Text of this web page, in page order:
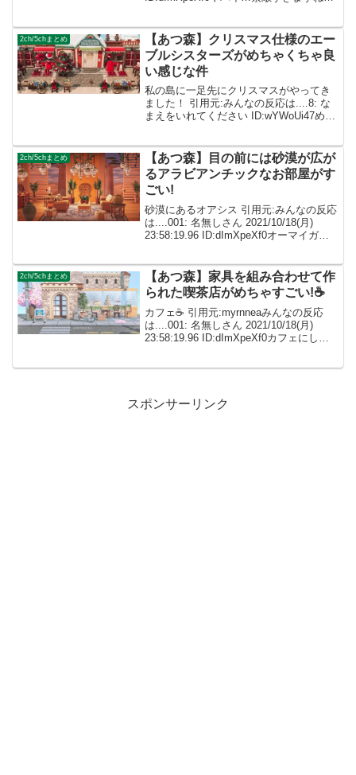
2ch/5chまとめ
【あつ森】クリスマス仕様のエー
ブルシスターズがめちゃくちゃ良
い感じな件
私の島に一足先にクリスマスがやってき
ました！ 引用元:みんなの反応は....8: な
まえをいれてください ID:wYWoUi47めっ
ルシスターズがクリス...
2ch/5chまとめ
【あつ森】目の前には砂漠が広が
るアラビアンチックなお部屋がす
ごい!
砂漠にあるオアシス 引用元:みんなの反応
は....001: 名無しさん 2021/10/18(月)
23:58:19.96 ID:dImXpeXf0オーマイガ
2ch/5chまとめ
【あつ森】家具を組み合わせて作
られた喫茶店がめちゃすごい!☕️
カフェ☕️ 引用元:myrnneaみんなの反応
は....001: 名無しさん 2021/10/18(月)
23:58:19.96 ID:dImXpeXf0カフェにしか
スポンサーリンク